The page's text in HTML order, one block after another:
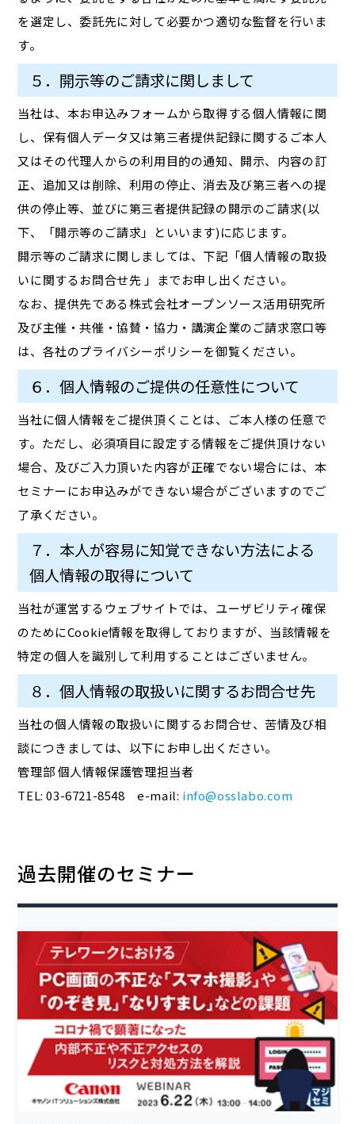
を選定し、委託先に対して必要かつ適切な監督を行いま
す。
５．開示等のご請求に関しまして
当社は、本お申込みフォームから取得する個人情報に関
し、保有個人データ又は第三者提供記録に関するご本人
又はその代理人からの利用目的の通知、開示、内容の訂
正、追加又は削除、利用の停止、消去及び第三者への提
供の停止等、並びに第三者提供記録の開示のご請求(以
下、「開示等のご請求」といいます)に応じます。
開示等のご請求に関しましては、下記「個人情報の取扱
いに関するお問合せ先 」までお申し出ください。
なお、提供先である株式会社オープンソース活用研究所
及び主催・共催・協賛・協力・講演企業のご請求窓口等
は、各社のプライバシーポリシーを御覧ください。
６．個人情報のご提供の任意性について
当社に個人情報をご提供頂くことは、ご本人様の任意で
す。ただし、必須項目に設定する情報をご提供頂けない
場合、及びご入力頂いた内容が正確でない場合には、本
セミナーにお申込みができない場合がございますのでご
了承ください。
７．本人が容易に知覚できない方法による
個人情報の取得について
当社が運営するウェブサイトでは、ユーザビリティ確保
のためにCookie情報を取得しておりますが、当該情報を
特定の個人を識別して利用することはございません。
８．個人情報の取扱いに関するお問合せ先
当社の個人情報の取扱いに関するお問合せ、苦情及び相
談につきましては、以下にお申し出ください。
管理部 個人情報保護管理担当者
TEL: 03-6721-8548 e-mail: info@osslabo.com
過去開催のセミナー